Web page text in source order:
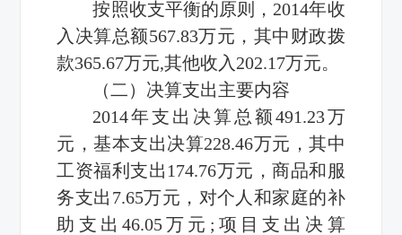
按照收支平衡的原则，2014年收
入决算总额567.83万元，其中财政拨
款365.67万元,其他收入202.17万元。
（二）决算支出主要内容
2014年支出决算总额491.23万
元，基本支出决算228.46万元，其中
工资福利支出174.76万元，商品和服
务支出7.65万元，对个人和家庭的补
助支出46.05万元;项目支出决算